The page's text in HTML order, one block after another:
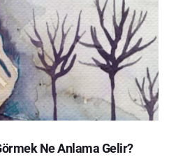
Ne Anlama Gelir?